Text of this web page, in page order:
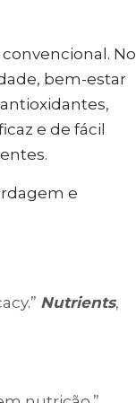
No
bem-estar
e de fácil
e
Nutrients,